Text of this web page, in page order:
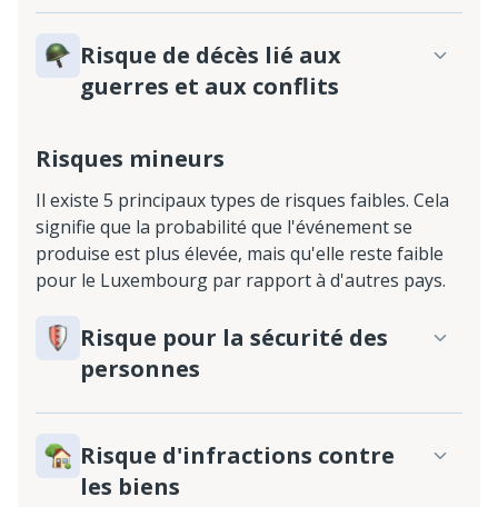
Risque de décès lié aux
guerres et aux conflits
Risques mineurs
Il existe 5 principaux types de risques faibles. Cela
signifie que la probabilité que l'événement se
produise est plus élevée, mais qu'elle reste faible
pour le Luxembourg par rapport à d'autres pays.
Risque pour la sécurité des
personnes
Risque d'infractions contre
les biens